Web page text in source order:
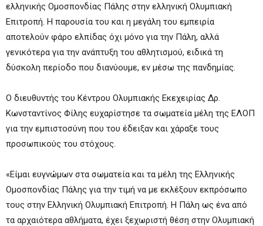
ελληνικής Ομοσπονδίας Πάλης στην ελληνική Ολυμπιακή
Επιτροπή. Η παρουσία του και η μεγάλη του εμπειρία
αποτελούν φάρο ελπίδας όχι μόνο για την Πάλη, αλλά
γενικότερα για την ανάπτυξη του αθλητισμού, ειδικά τη
δύσκολη περίοδο που διανύουμε, εν μέσω της πανδημίας.
O διευθυντής του Κέντρου Ολυμπιακής Εκεχειρίας Δρ.
Κωνσταντίνος Φίλης ευχαρίστησε τα σωματεία μέλη της ΕΛΟΠ
για την εμπιστοσύνη που του έδειξαν και χάραξε τους
προσωπικούς του στόχους.
«Είμαι ευγνώμων στα σωματεία και τα μέλη της Ελληνικής
Ομοσπονδίας Πάλης για την τιμή να με εκλέξουν εκπρόσωπο
τους στην Ελληνική Ολυμπιακή Επιτροπή. Η Πάλη ως ένα από
τα αρχαιότερα αθλήματα, έχει ξεχωριστή θέση στην Ολυμπιακή